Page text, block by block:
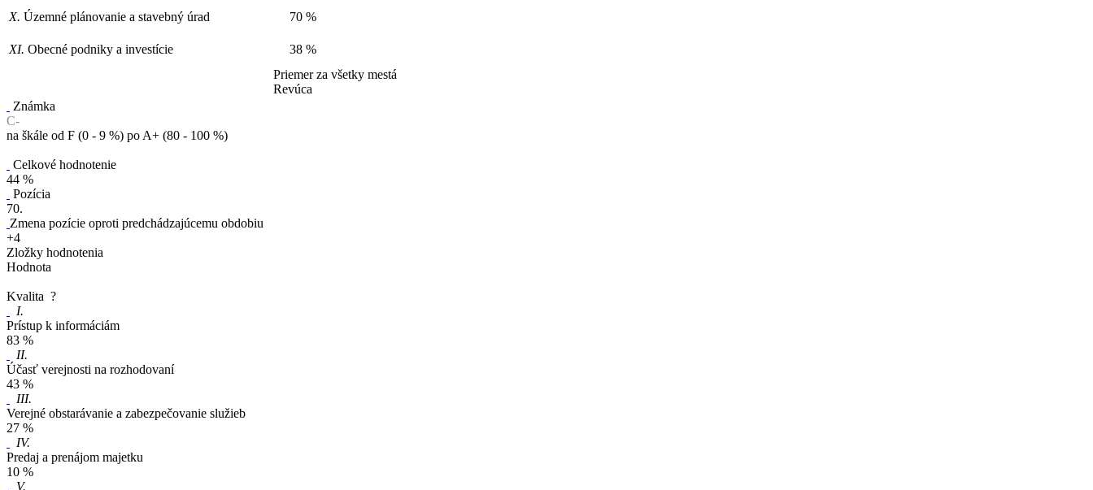
X. Územné plánovanie a stavebný úrad 70 %
XI. Obecné podniky a investície
38 %
Priemer za všetky mestá
Revúca
Známka
C-
na škále od F (0 - 9 %) po A+ (80 - 100 %)
Celkové hodnotenie
44 %
Pozícia
70.
Zmena pozície oproti predchádzajúcemu obdobiu
+4
Zložky hodnotenia
Hodnota
Kvalita ?
I.
Prístup k informáciám
83 %
II.
Účasť verejnosti na rozhodovaní
43 %
III.
Verejné obstarávanie a zabezpečovanie služieb
27 %
IV.
Predaj a prenájom majetku
10 %
V.